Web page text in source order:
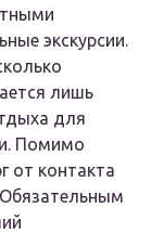
экскурсии.
лишь
для
Помимо
от контакта